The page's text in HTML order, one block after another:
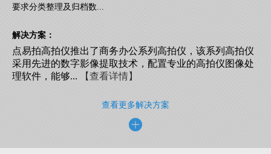
要求分类整理及归档数...
解决方案：
点易拍高拍仪推出了商务办公系列高拍仪，该系列高拍仪
采用先进的数字影像提取技术，配置专业的高拍仪图像处
理软件，能够...【查看详情】
查看更多解决方案